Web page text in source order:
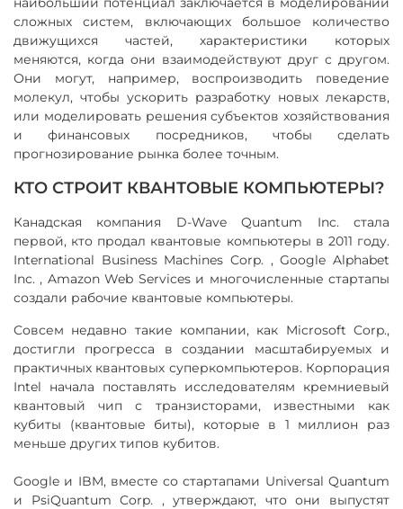
сложных систем, включающих большое количество
движущихся частей, характеристики которых
меняются, когда они взаимодействуют друг с другом.
Они могут, например, воспроизводить поведение
молекул, чтобы ускорить разработку новых лекарств,
или моделировать решения субъектов хозяйствования
и финансовых посредников, чтобы сделать
прогнозирование рынка более точным.
КТО СТРОИТ КВАНТОВЫЕ КОМПЬЮТЕРЫ?
Канадская компания D-Wave Quantum Inc. стала
первой, кто продал квантовые компьютеры в 2011 году.
International Business Machines Corp. , Google Alphabet
Inc. , Amazon Web Services и многочисленные стартапы
создали рабочие квантовые компьютеры.
Совсем недавно такие компании, как Microsoft Corp.,
достигли прогресса в создании масштабируемых и
практичных квантовых суперкомпьютеров. Корпорация
Intel начала поставлять исследователям кремниевый
квантовый чип с транзисторами, известными как
кубиты (квантовые биты), которые в 1 миллион раз
меньше других типов кубитов.
Google и IBM, вместе со стартапами Universal Quantum
и PsiQuantum Corp. , утверждают, что они выпустят